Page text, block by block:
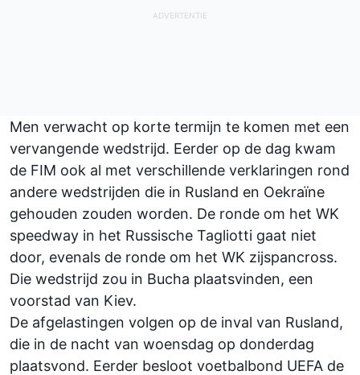
Men verwacht op korte termijn te komen met een
vervangende wedstrijd. Eerder op de dag kwam
de FIM ook al met verschillende verklaringen rond
andere wedstrijden die in Rusland en Oekraïne
gehouden zouden worden. De ronde om het WK
speedway in het Russische Tagliotti gaat niet
door, evenals de ronde om het WK zijspancross.
Die wedstrijd zou in Bucha plaatsvinden, een
voorstad van Kiev.
De afgelastingen volgen op de inval van Rusland,
die in de nacht van woensdag op donderdag
plaatsvond. Eerder besloot voetbalbond UEFA de